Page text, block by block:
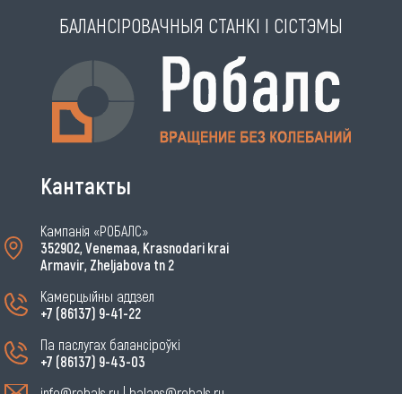
БАЛАНСІРОВАЧНЫЯ СТАНКІ І СІСТЭМЫ
Кантакты
Кампанія «РОБАЛС»
352902, Venemaa, Krasnodari krai
Armavir, Zheljabova tn 2
Камерцыйны аддзел
+7 (86137) 9-41-22
Па паслугах балансіроўкі
+7 (86137) 9-43-03